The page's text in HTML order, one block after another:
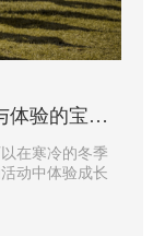
孩子参加广州冬令营的意义：成长与体验的宝贵时光？
在寒冷的冬季
动中体验成长